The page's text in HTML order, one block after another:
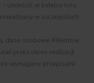
umieścić w kolejce lotu
w szczegółach
dane osobowe Klientów
przez okres realizacji
wymagany przepisami